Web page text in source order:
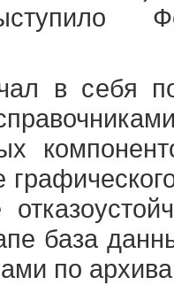
в себя
база
по